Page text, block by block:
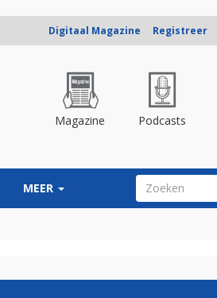
Digitaal Magazine Registreer
Magazine Podcasts
MEER ZOEKVELD